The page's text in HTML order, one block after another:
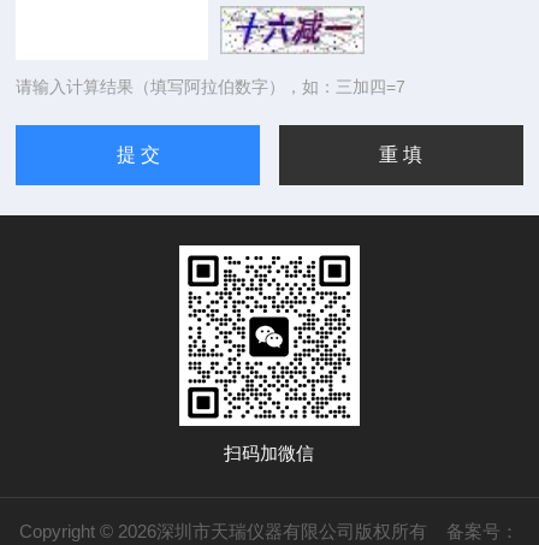
请输入计算结果（填写阿拉伯数字），如：三加四=7
扫码加微信
Copyright © 2026深圳市天瑞仪器有限公司版权所有 备案号：